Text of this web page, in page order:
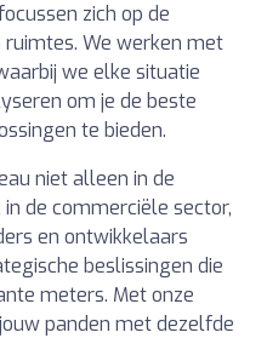
zich op de
We werken met
we elke situatie
om je de beste
te bieden.
niet alleen in de
de commerciële sector,
en ontwikkelaars
beslissingen die
meters. Met onze
panden met dezelfde